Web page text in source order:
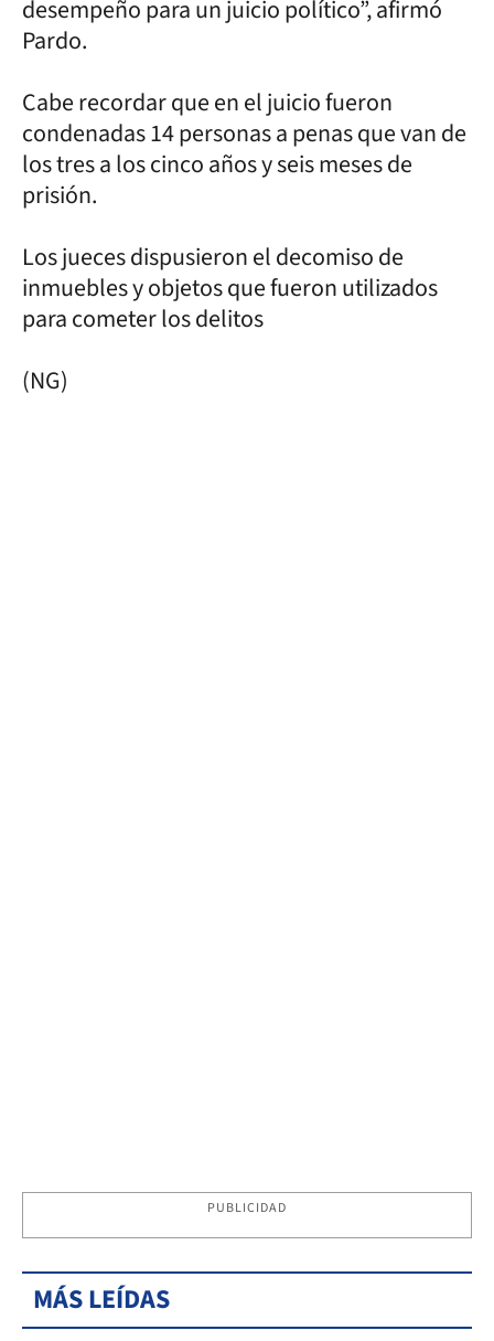
desempeño para un juicio político”, afirmó
Pardo.
Cabe recordar que en el juicio fueron
condenadas 14 personas a penas que van de
los tres a los cinco años y seis meses de
prisión.
Los jueces dispusieron el decomiso de
inmuebles y objetos que fueron utilizados
para cometer los delitos
(NG)
PUBLICIDAD
MÁS LEÍDAS